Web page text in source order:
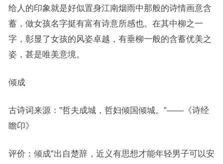
给人的印象就是好似置身江南烟雨中那般的诗情画意含
蓄，做女孩名字挺有富有诗意所感也。在其中柳之一
字，彰显了女孩的风姿卓越，有垂柳一般的含蓄优美之
姿，甚是唯美意境。
倾成
古诗词来源：”哲夫成城，哲妇倾国倾城。”——《诗经
瞻卬》
评价：倾成”出自楚辞，近义有思想才能年轻男子可以安